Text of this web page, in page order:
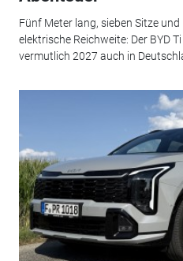
Fünf Meter lang, sieben Sitze
elektrische Reichweite: Der BYD
vermutlich 2027 auch in